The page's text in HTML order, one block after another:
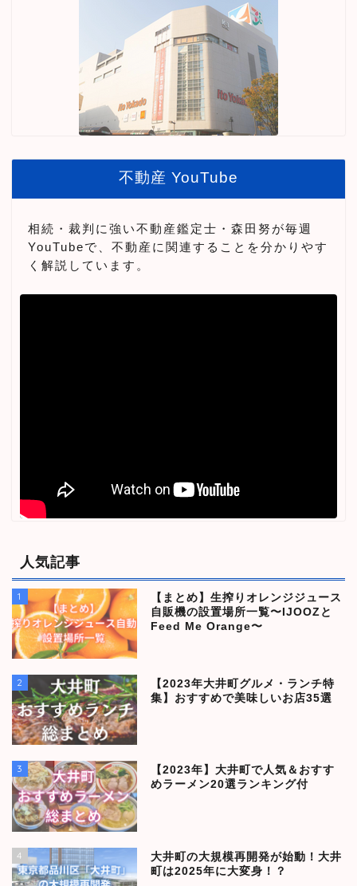
不動産 YouTube
相続・裁判に強い不動産鑑定士・森田努が毎週
YouTubeで、不動産に関連することを分かりやす
く解説しています。
人気記事
1
【まとめ】生搾りオレンジジュース
自販機の設置場所一覧〜IJOOZと
Feed Me Orange〜
2
【2023年大井町グルメ・ランチ特
集】おすすめで美味しいお店35選
3
【2023年】大井町で人気＆おすす
めラーメン20選ランキング付
4
大井町の大規模再開発が始動！大井
町は2025年に大変身！？